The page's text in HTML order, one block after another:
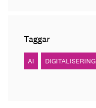
Taggar
AI DIGITALISERING